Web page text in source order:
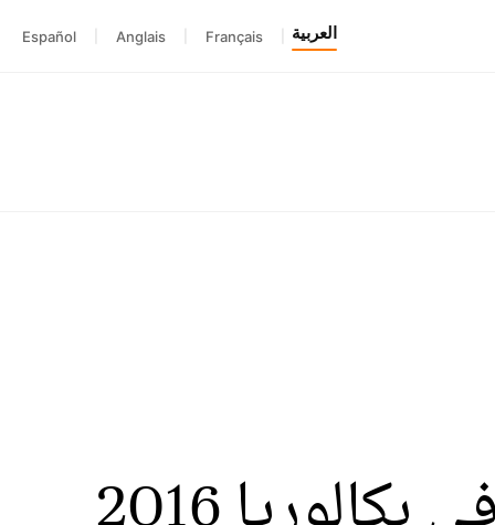
العربية Français
Anglais
Español
2016